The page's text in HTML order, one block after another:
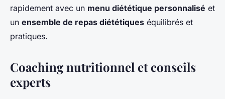
rapidement avec un menu diététique personnalisé et
un ensemble de repas diététiques équilibrés et
pratiques.
Coaching nutritionnel et conseils
experts